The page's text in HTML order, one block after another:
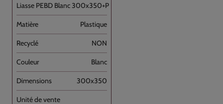
Liasse PEBD Blanc 300x350+P [...]
Plastique
NON
Blanc
300x350